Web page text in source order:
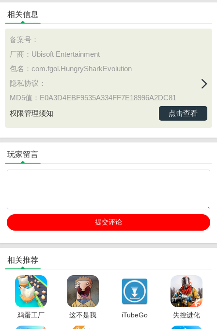
相关信息
备案号：
厂商：Ubisoft Entertainment
包名：com.fgol.HungrySharkEvolution
隐私协议：
MD5值：E0A3D4EBF9535A334FF7E18996A2DC81
权限管理须知
点击查看
玩家留言
相关推荐
鸡蛋工厂
大亨中文
这不是我
的邻居游
iTubeGo
失控进化
测试服